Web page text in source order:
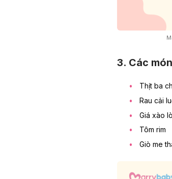
3. Các
Thịt ba
Rau cải
Giá xào
Tôm rim
Giò me